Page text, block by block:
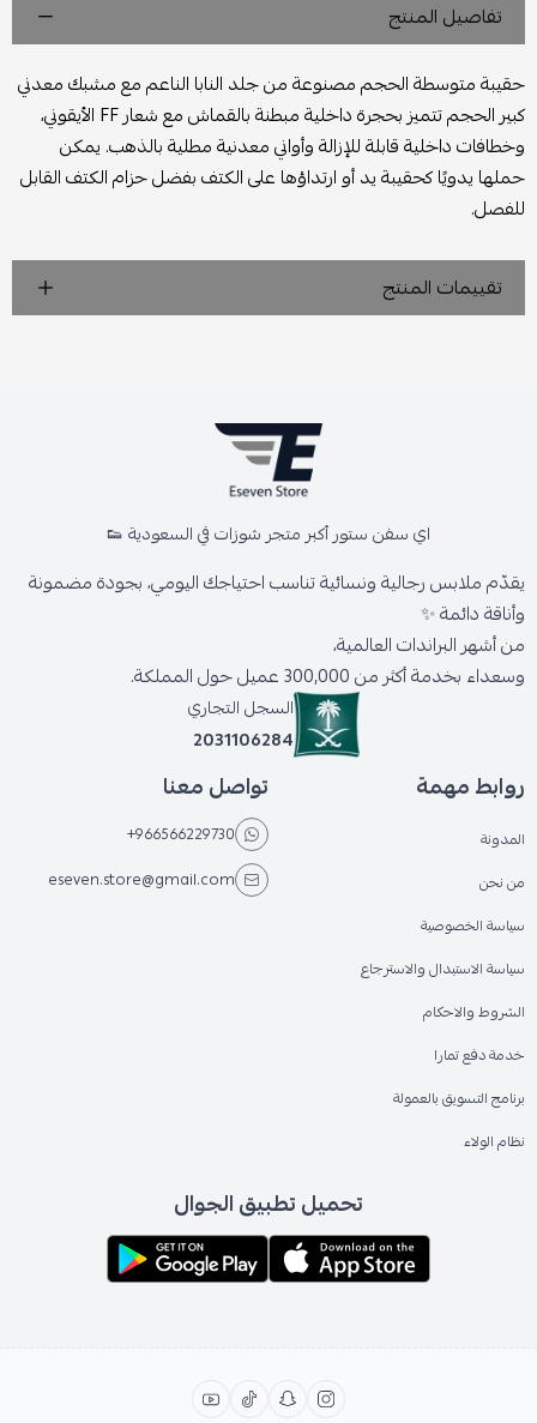
تفاصيل المنتج
حقيبة متوسطة الحجم مصنوعة من جلد النابا الناعم مع مشبك معدني
كبير الحجم تتميز بحجرة داخلية مبطنة بالقماش مع شعار FF الأيقوني،
وخطافات داخلية قابلة للإزالة وأواني معدنية مطلية بالذهب. يمكن
حملها يدويًا كحقيبة يد أو ارتداؤها على الكتف بفضل حزام الكتف القابل
للفصل.
تقييمات المنتج
اي سفن ستور أكبر متجر شوزات في السعودية 👟
يقدّم ملابس رجالية ونسائية تناسب احتياجك اليومي، بجودة مضمونة
وأناقة دائمة ✨
من أشهر البراندات العالمية،
وسعداء بخدمة أكثر من 300,000 عميل حول المملكة.
السجل التجاري
2031106284
روابط مهمة
المدونة
من نحن
سياسة الخصوصية
سياسة الاستبدال والاسترجاع
الشروط والاحكام
خدمة دفع تمارا
برنامج التسويق بالعمولة
نظام الولاء
تواصل معنا
+966566229730
eseven.store@gmail.com
تحميل تطبيق الجوال